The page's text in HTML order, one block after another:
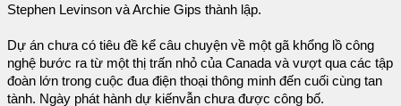
Stephen Levinson và Archie Gips thành lập.
Dự án chưa có tiêu đề kể câu chuyện về một gã khổng lồ công
nghệ bước ra từ một thị trấn nhỏ của Canada và vượt qua các tập
đoàn lớn trong cuộc đua điện thoại thông minh đến cuối cùng tan
tành. Ngày phát hành dự kiến ​​vẫn chưa được công bố.